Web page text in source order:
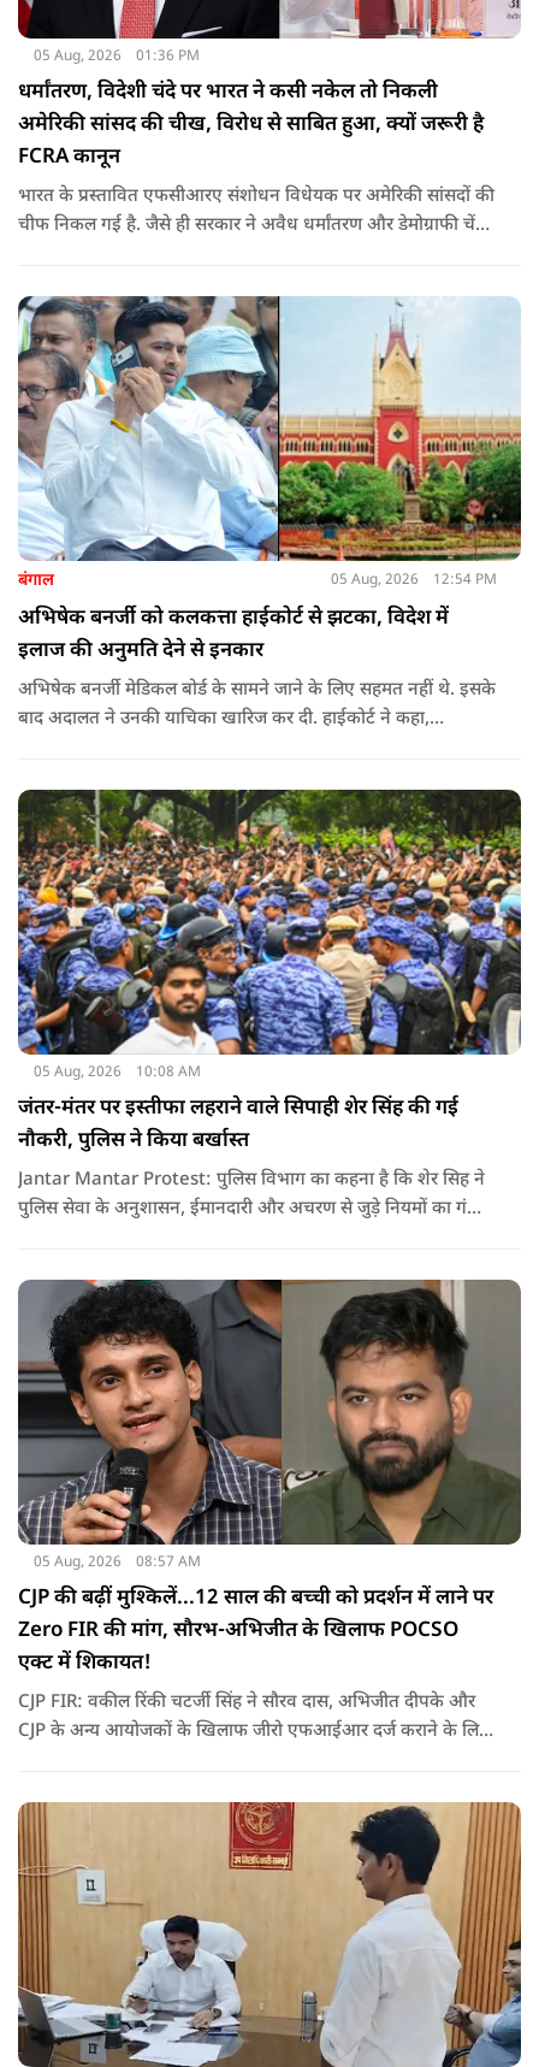
05 Aug, 2026 01:36 PM
धर्मांतरण, विदेशी चंदे पर भारत ने कसी नकेल तो निकली
अमेरिकी सांसद की चीख, विरोध से साबित हुआ, क्यों जरूरी है
FCRA कानून
भारत के प्रस्तावित एफसीआरए संशोधन विधेयक पर अमेरिकी सांसदों की
चीफ निकल गई है. जैसे ही सरकार ने अवैध धर्मांतरण और डेमोग्राफी चेंज
जरूरी है.
बंगाल 05 Aug, 2026 12:54 PM
अभिषेक बनर्जी को कलकत्ता हाईकोर्ट से झटका, विदेश में
इलाज की अनुमति देने से इनकार
अभिषेक बनर्जी मेडिकल बोर्ड के सामने जाने के लिए सहमत नहीं थे. इसके
बाद अदालत ने उनकी याचिका खारिज कर दी. हाईकोर्ट ने कहा,
​​है कि याचिका दायर करके उठाए गए मुद्दे को और अधिक समय तक लंबित
नहीं रखा जाना चाहिए. इसलिए, मौजूदा याचिका खारिज की जाती है."
05 Aug, 2026 10:08 AM
जंतर-मंतर पर इस्तीफा लहराने वाले सिपाही शेर सिंह की गई
नौकरी, पुलिस ने किया बर्खास्त
Jantar Mantar Protest: पुलिस विभाग का कहना है कि शेर सिह ने
पुलिस सेवा के अनुशासन, ईमानदारी और अचरण से जुड़े नियमों का गंभीर
अनुशासनहीनता किसी भी हाल में स्वीकार नहीं की जा सकती.
05 Aug, 2026 08:57 AM
CJP की बढ़ीं मुश्किलें...12 साल की बच्ची को प्रदर्शन में लाने पर
Zero FIR की मांग, सौरभ-अभिजीत के खिलाफ POCSO
एक्ट में शिकायत!
CJP FIR: वकील रिंकी चटर्जी सिंह ने सौरव दास, अभिजीत दीपके और
CJP के अन्य आयोजकों के खिलाफ जीरो एफआईआर दर्ज कराने के लिए